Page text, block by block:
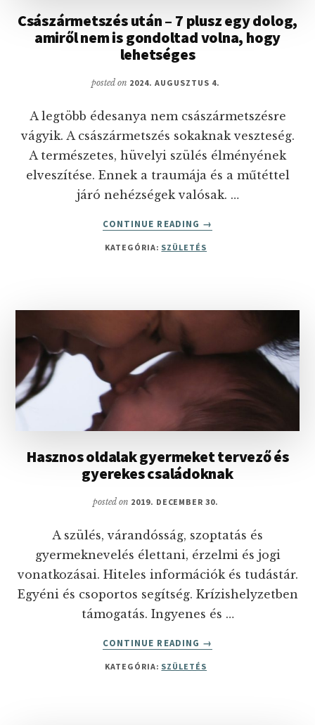
Császármetszés után – 7 plusz egy dolog,
amiről nem is gondoltad volna, hogy
lehetséges
posted on 2024. AUGUSZTUS 4.
A legtöbb édesanya nem császármetszésre
vágyik. A császármetszés sokaknak veszteség.
A természetes, hüvelyi szülés élményének
elveszítése. Ennek a traumája és a műtéttel
járó nehézségek valósak. …
CONTINUE READING
ABOUT
UTÁN
EGY
NEM
GONDOLTAD
VOLNA,
→
KATEGÓRIA: SZÜLETÉS
Hasznos oldalak gyermeket tervező és
gyerekes családoknak
posted on 2019. DECEMBER 30.
A szülés, várandósság, szoptatás és
gyermeknevelés élettani, érzelmi és jogi
vonatkozásai. Hiteles információk és tudástár.
Egyéni és csoportos segítség. Krízishelyzetben
támogatás. Ingyenes és …
CONTINUE READING
ABOUT
OLDALAK
→
KATEGÓRIA: SZÜLETÉS